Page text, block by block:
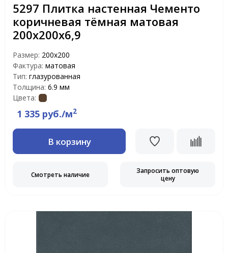
5297 Плитка настенная Чементо
коричневая тёмная матовая
200х200х6,9
Размер: 200х200
Фактура: матовая
Тип: глазурованная
Толщина: 6.9 мм
Цвета:
1 335 руб./м2
В корзину
Смотреть наличие
Запросить оптовую
цену